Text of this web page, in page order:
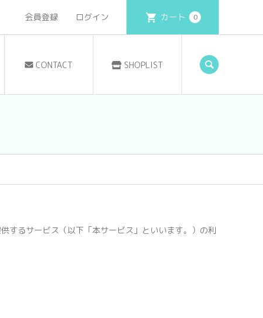
会員登録 ログイン カート 0
CONTACT SHOPLIST
するサービス（以下「本サービス」といいます。）の利